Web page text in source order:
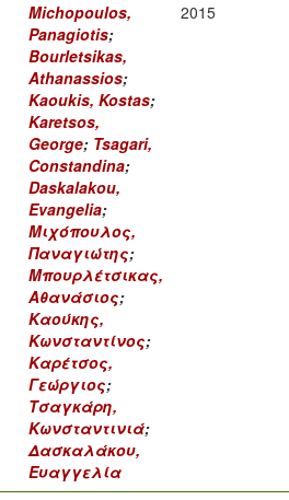
Michopoulos,
Panagiotis;
Bourletsikas,
Athanassios;
Kaoukis, Kostas;
Karetsos,
George; Tsagari,
Constandina;
Daskalakou,
Evangelia;
Μιχόπουλος,
Παναγιώτης;
Μπουρλέτσικας,
Αθανάσιος;
Καούκης,
Κωνσταντίνος;
Καρέτσος,
Γεώργιος;
Τσαγκάρη,
Κωνσταντινιά;
Δασκαλάκου,
Ευαγγελία
2015